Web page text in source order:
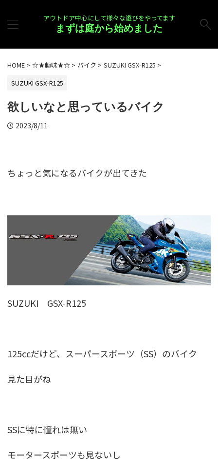
アウトドア中心にして様々な遊びをやってます
まずは庭から始めました
HOME > ☆★趣味★☆ > バイク > SUZUKI GSX-R125 >
SUZUKI GSX-R125
欲しいなと思っているバイク
2023/8/11
ちょっと気になるバイクが出てきた
SUZUKI GSX-R125
125㏄だけど、スーパースポーツ（SS）のバイク
見た目がね
SSに特に憧れは無い
モータースポーツも見ないし